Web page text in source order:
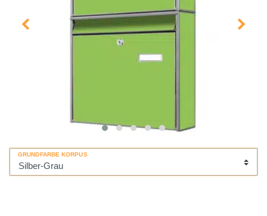
GRUNDFARBE KORPUS